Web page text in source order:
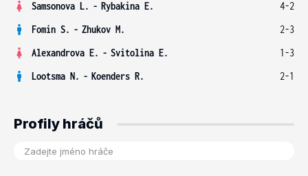
Samsonova L. - Rybakina E.
4-2
Fomin S. - Zhukov M.
2-3
Alexandrova E. - Svitolina E.
1-3
Lootsma N. - Koenders R. 2-1
Profily hráčů